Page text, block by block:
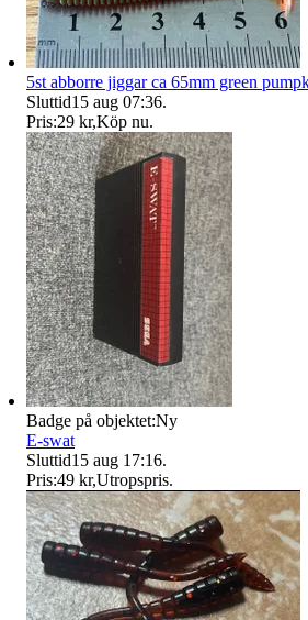
5st abborre jiggar ca 65mm green
Sluttid15 aug 07:36.
Pris:29 kr,Köp nu.
Badge på objektet:Ny
E-swat
Sluttid15 aug 17:16.
Pris:49 kr,Utropspris.